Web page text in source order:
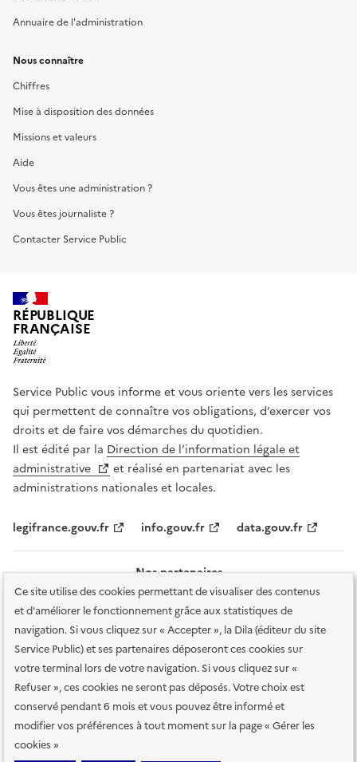
Ce site utilise des cookies permettant de visualiser des contenus
et d'améliorer le fonctionnement grâce aux statistiques de
navigation. Si vous cliquez sur « Accepter », la Dila (éditeur du site
Service Public) et ses partenaires déposeront ces cookies sur
votre terminal lors de votre navigation. Si vous cliquez sur «
Refuser », ces cookies ne seront pas déposés. Votre choix est
conservé pendant 6 mois et vous pouvez être informé et
modifier vos préférences à tout moment sur la page « Gérer les
cookies »
Annuaire de l'administration
Nous connaître
Chiffres
Mise à disposition des données
Missions et valeurs
Aide
Vous êtes une administration ?
Vous êtes journaliste ?
Contacter Service Public
RÉPUBLIQUE
FRANÇAISE
Service Public vous informe et vous oriente vers les services
qui permettent de connaître vos obligations, d’exercer vos
droits et de faire vos démarches du quotidien.
Il est édité par la Direction de l’information légale et
administrative
et réalisé en partenariat avec les
administrations nationales et locales.
legifrance.gouv.fr info.gouv.fr data.gouv.fr
Nos partenaires
Plan du site Accessibilité : totalement conforme
Accessibilité des
services en ligne Mentions légales Données personnelles et sécurité
Conditions générales d'utilisation Gestion des cookies